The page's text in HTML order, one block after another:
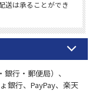
行・郵便局）、
銀行、PayPay、楽天